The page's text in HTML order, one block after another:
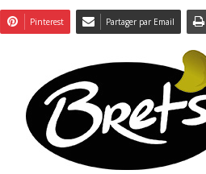
Pinterest Partager par Email